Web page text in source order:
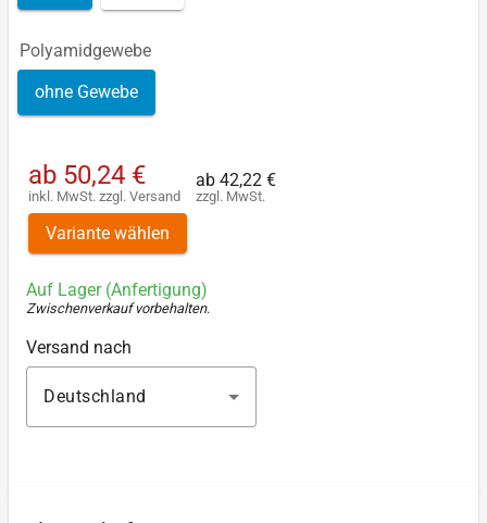
Polyamidgewebe
ohne Gewebe
ab 50,24 €
inkl. MwSt. zzgl. Versand
ab 42,22 €
zzgl. MwSt.
Variante wählen
Auf Lager (Anfertigung)
Zwischenverkauf vorbehalten.
Versand nach
Deutschland